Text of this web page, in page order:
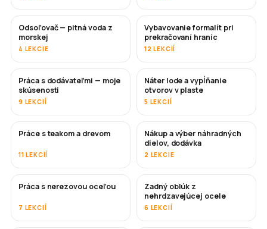
ČOSKORO
Odsoľovač — pitná voda z
morskej
4 LEKCIE
Vybavovanie formalít pri
prekračovaní hraníc
12 LEKCIÍ
ČOSKORO
Práca s dodávateľmi — moje
skúsenosti
9 LEKCIÍ
ČOSKORO
Náter lode a vypĺňanie
otvorov v plaste
5 LEKCIÍ
Práce s teakom a drevom
11 LEKCIÍ
ČOSKORO
Nákup a výber náhradných
dielov, dodávka
2 LEKCIE
ČOSKORO
Práca s nerezovou oceľou
7 LEKCIÍ
Zadný oblúk z
nehrdzavejúcej ocele
6 LEKCIÍ